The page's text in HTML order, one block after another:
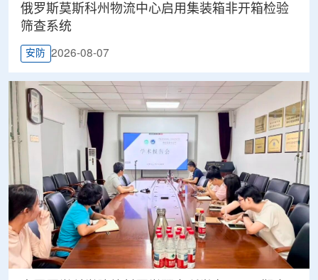
俄罗斯莫斯科州物流中心启用集装箱非开箱检验
筛查系统
安防 2026-08-07